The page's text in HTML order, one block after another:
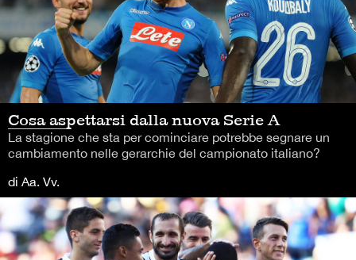
Cosa aspettarsi dalla nuova Serie A
La stagione che sta per cominciare potrebbe segnare un
cambiamento nelle gerarchie del campionato italiano?
di Aa. Vv.